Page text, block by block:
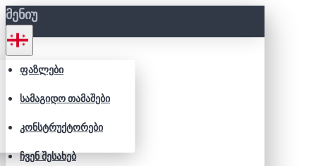
ᲛᲔᲜᲘᲣ
ᲤᲐᲖᲚᲔᲑᲘ
ᲡᲐᲛᲐᲒᲘᲓᲝ ᲗᲐᲛᲐᲨᲔᲑᲘ
ᲙᲝᲜᲡᲢᲠᲣᲥᲢᲝᲠᲔᲑᲘ
ᲩᲕᲔᲜ ᲨᲔᲡᲐᲮᲔᲑ